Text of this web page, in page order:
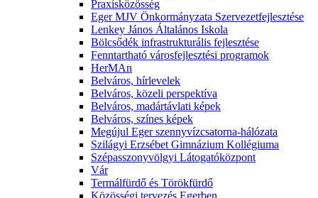
Praxisközösség
Eger MJV Önkormányzata Szervezetfejlesztése
Lenkey János Általános Iskola
Bölcsődék infrastrukturális fejlesztése
Fenntartható városfejlesztési programok
HerMAn
Belváros, hírlevelek
Belváros, közeli perspektíva
Belváros, madártávlati képek
Belváros, színes képek
Megújul Eger szennyvízcsatorna-hálózata
Szilágyi Erzsébet Gimnázium Kollégiuma
Szépasszonyvölgyi Látogatóközpont
Vár
Termálfürdő és Törökfürdő
Közösségi tervezés Egerben